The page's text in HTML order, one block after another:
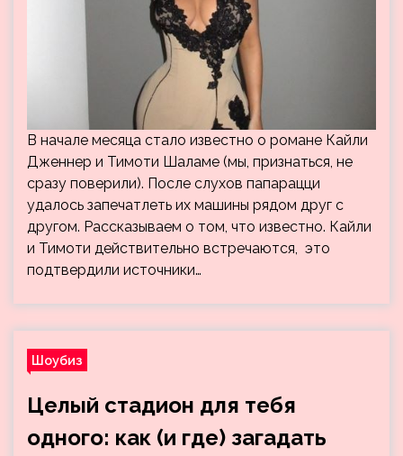
В начале месяца стало известно о романе Кайли
Дженнер и Тимоти Шаламе (мы, признаться, не
сразу поверили). После слухов папарацци
удалось запечатлеть их машины рядом друг с
другом. Рассказываем о том, что известно. Кайли
и Тимоти действительно встречаются, это
подтвердили источники…
Шоубиз
Целый стадион для тебя
одного: как (и где) загадать